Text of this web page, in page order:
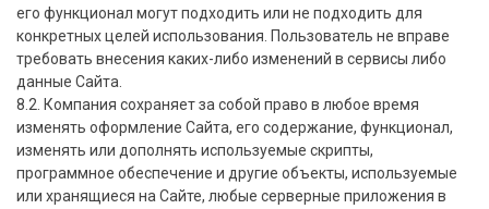
его функционал могут подходить или не подходить для
конкретных целей использования. Пользователь не вправе
требовать внесения каких-либо изменений в сервисы либо
данные Сайта.
8.2. Компания сохраняет за собой право в любое время
изменять оформление Сайта, его содержание, функционал,
изменять или дополнять используемые скрипты,
программное обеспечение и другие объекты, используемые
или хранящиеся на Сайте, любые серверные приложения в